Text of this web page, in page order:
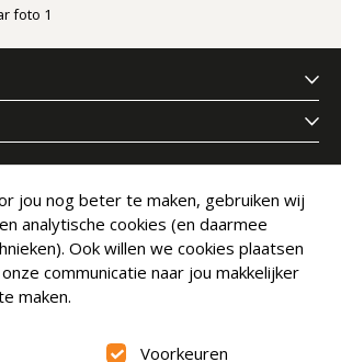
nieuwsbrief
Abonneer
jou nog beter te maken, gebruiken wij
analytische cookies (en daarmee
Ook willen we cookies plaatsen
communicatie naar jou makkelijker
maken.
Voorkeuren